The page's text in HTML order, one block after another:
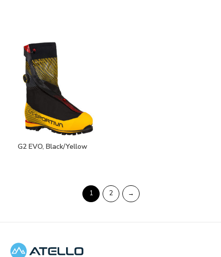
G2 EVO, Black/Yellow
1 2 →